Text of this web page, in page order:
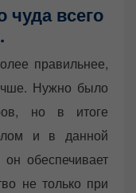
чуда всего
правильнее,
Нужно было
но в итоге
и в данной
обеспечивает
не только при